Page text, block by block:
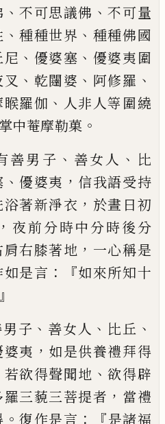
、不可思議佛 、不可量
、種種世界 、 種種佛國
尼 、 優婆塞 、 優婆夷圍
叉 、 乾闥婆 、 阿修羅 、
睺羅伽 、 人非人等 圍繞
中菴摩勒菓 。
善男子 、 善女人 、 比
、優婆夷 ， 信我語受持
浴著新淨衣 ， 於晝日初
， 夜前分時中分時後分
肩右膝著地 ， 一心稱是
如是言 ：『如來所知十
子 、 善女人 、 比丘 、
婆夷 ， 如是供養禮拜得
若欲得聲聞地 、欲得辟
羅三藐三菩提者 ， 當禮
。復作是言 ：『是諸福